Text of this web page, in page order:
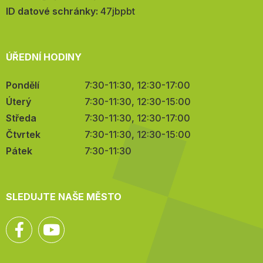
mail:
ID datové schránky: 47jbpbt
ÚŘEDNÍ HODINY
Pondělí
7:30-11:30, 12:30-17:00
Úterý
7:30-11:30, 12:30-15:00
Středa
7:30-11:30, 12:30-17:00
Čtvrtek
7:30-11:30, 12:30-15:00
Pátek
7:30-11:30
SLEDUJTE NAŠE MĚSTO
Facebook